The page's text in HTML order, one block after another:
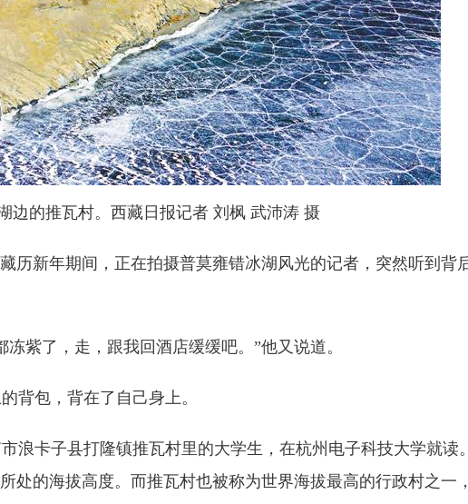
边的推瓦村。西藏日报记者 刘枫 武沛涛 摄
新年期间，正在拍摄普莫雍错冰湖风光的记者，突然听到背
了，走，跟我回酒店缓缓吧。”他又说道。
包，背在了自己身上。
卡子县打隆镇推瓦村里的大学生，在杭州电子科技大学就读
处的海拔高度。而推瓦村也被称为世界海拔最高的行政村之一